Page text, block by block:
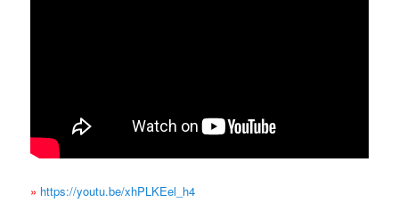
» https://youtu.be/xhPLKEel_h4